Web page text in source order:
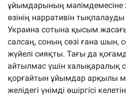
ұйымдарының мәлімдемесіне
өзінің нарративін
Украина сотына қысым
салсаң, соның сөзі ғана шын,
жүйелі сияқты. Тағы да
айтылмас үшін халықаралық
қорғайтын ұйымдар арқылы
желідегі үнімді өшіргісі